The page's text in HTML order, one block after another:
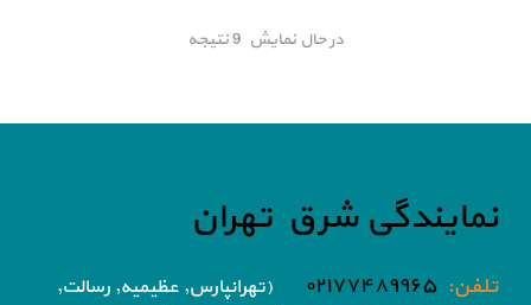
در حال نمایش 9 نتیجه
نمایندگی شرق تهران
تلفن: ۰۲۱۷۷۴۸۹۹۶۵
(تهرانپارس, عظیمیه, رسالت,